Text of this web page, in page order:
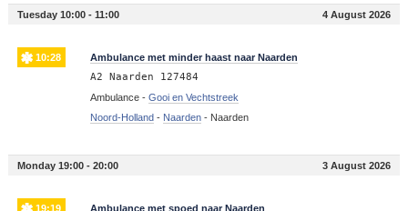
Tuesday 10:00 - 11:00 4 August 2026
10:28 Ambulance met minder haast naar Naarden
A2 Naarden 127484
Ambulance - Gooi en Vechtstreek
Noord-Holland- Naarden- Naarden
Monday 19:00 - 20:00 3 August 2026
19:19 Ambulance met spoed naar Naarden